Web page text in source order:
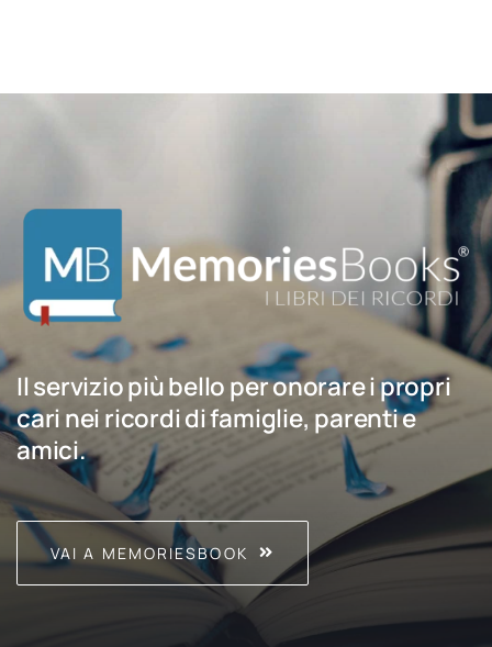
Il servizio più bello per onorare i propri
cari nei ricordi di famiglie, parenti e
amici.
VAI A MEMORIESBOOK